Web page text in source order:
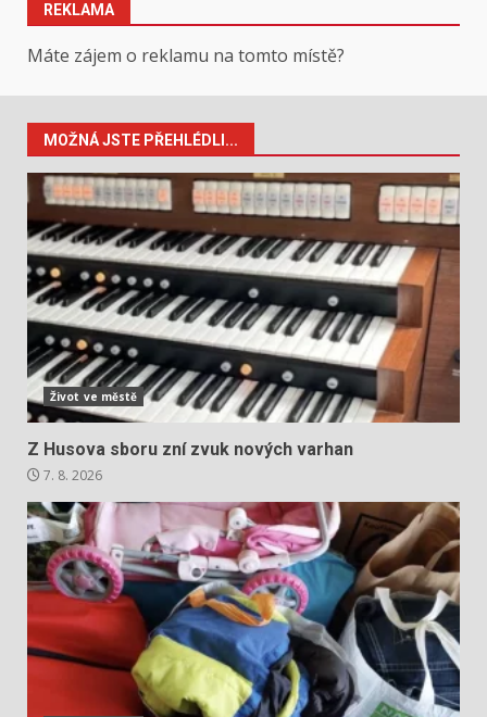
REKLAMA
Máte zájem o reklamu na tomto místě?
MOŽNÁ JSTE PŘEHLÉDLI...
Život ve městě
Z Husova sboru zní zvuk nových varhan
7. 8. 2026